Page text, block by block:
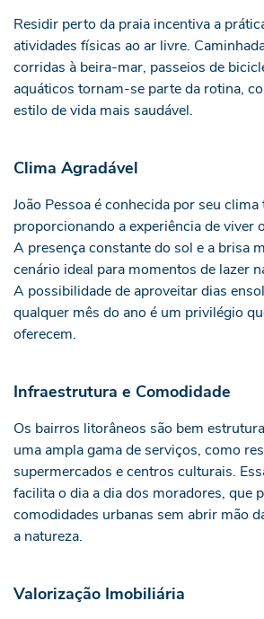
Residir perto da praia incentiva a
atividades físicas ao ar livre.
corridas à beira-mar, passeios de
aquáticos tornam-se parte da rotina,
estilo de vida mais saudável.
Clima Agradável
João Pessoa é conhecida por seu
proporcionando a experiência de viver
A presença constante do sol e a brisa
cenário ideal para momentos de lazer
A possibilidade de aproveitar dias
qualquer mês do ano é um privilégio
oferecem.
Infraestrutura e Comodidade
Os bairros litorâneos são bem
uma ampla gama de serviços, como
supermercados e centros culturais.
facilita o dia a dia dos moradores, que
comodidades urbanas sem abrir mão
a natureza.
Valorização Imobiliária